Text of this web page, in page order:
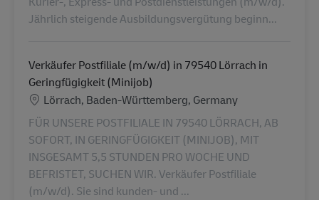
Jährlich steigende Ausbildungsvergütung beginn...
Verkäufer Postfiliale (m/w/d) in 79540 Lörrach in
Geringfügigkeit (Minijob)
Location
Lörrach, Baden-Württemberg, Germany
FÜR UNSERE POSTFILIALE IN 79540 LÖRRACH, AB
SOFORT, IN GERINGFÜGIGKEIT (MINIJOB), MIT
INSGESAMT 5,5 STUNDEN PRO WOCHE UND
BEFRISTET, SUCHEN WIR. Verkäufer Postfiliale
(m/w/d). Sie sind kunden- und ...